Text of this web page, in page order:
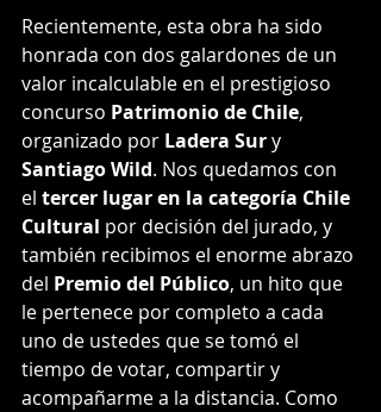
Recientemente, esta obra ha sido
honrada con dos galardones de un
valor incalculable en el prestigioso
concurso Patrimonio de Chile,
organizado por Ladera Sur y
Santiago Wild. Nos quedamos con
el tercer lugar en la categoría Chile
Cultural por decisión del jurado, y
también recibimos el enorme abrazo
del Premio del Público, un hito que
le pertenece por completo a cada
uno de ustedes que se tomó el
tiempo de votar, compartir y
acompañarme a la distancia. Como